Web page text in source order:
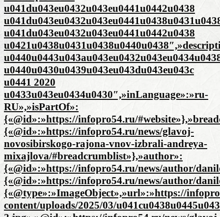
u041du043eu0432u043eu0441u0442u0438
u041du043eu0432u043eu0441u0442u0438
u0440u0430u0439u043eu043du043eu043c
u0441 2020
u0433u043eu0434u0430″,»inLanguage»:»ru-
RU»,»isPartOf»:
{«@id»:»https://infopro54.ru/
{«@id»:»https://infopro54.ru/news/glavoj-
novosibirskogo-rajona-vnov-izbrali-andreya-
mixajlova/#breadcrumblist»},»author»:
{«@id»:»https://infopro54.ru/news/author/
{«@id»:»https://infopro54.ru/news/author/
{«@type»:»ImageObject»,»url»:»https://
content/uploads/2025/03/